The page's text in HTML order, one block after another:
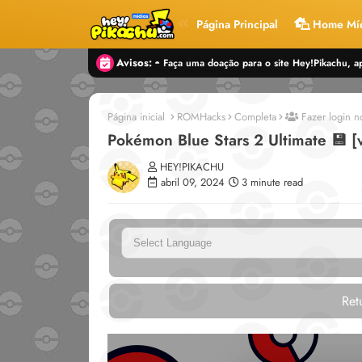
Página Principal Home
Avisos: ◓ Faça uma doação para o site
◓ Participe do Discord do H!P — Clique aqui
Página inicial ROMHacks Completa Fazer login
Pokémon Blue Stars 2 Ultimate 💾
HEY!PIKACHU
abril 09, 2024
3 minute read